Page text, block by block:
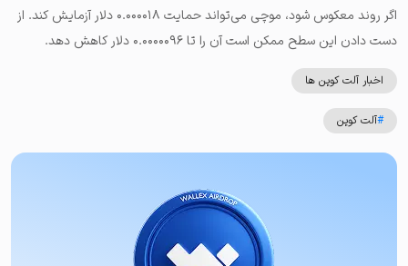
اگر روند معکوس شود، موچی می‌تواند حمایت ۰.۰۰۰۰۱۸ دلار آزمایش کند. از
دست دادن این سطح ممکن است آن را تا ۰.۰۰۰۰۰۹۶ دلار کاهش دهد.
اخبار آلت کوین ها
#آلت کوین